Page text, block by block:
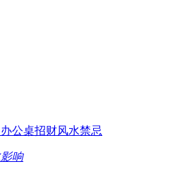
公桌招财风水禁忌